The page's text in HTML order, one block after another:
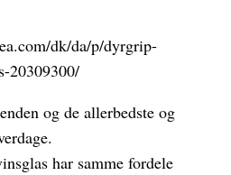
dk/da/p/dyrgrip-
20309300/
og de allerbedste og
har samme fordele